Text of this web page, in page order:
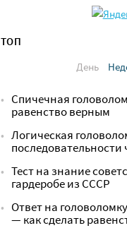
ТОП
День
Спичечная
равенство верным
Логическая
последовательности
Тест на знание
гардеробе из СССР
Ответ на
— как сделать